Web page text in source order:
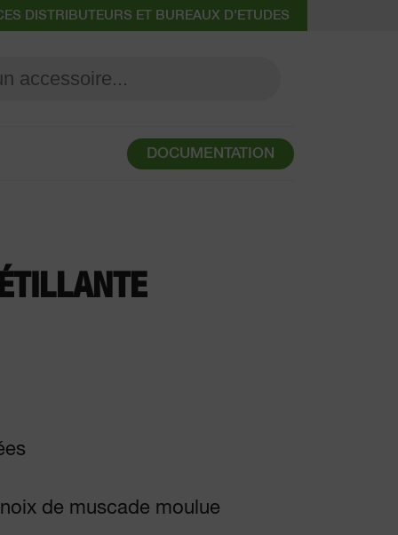
DISTRIBUTEURS ET BUREAUX D'ETUDES
DOCUMENTATION
de muscade moulue